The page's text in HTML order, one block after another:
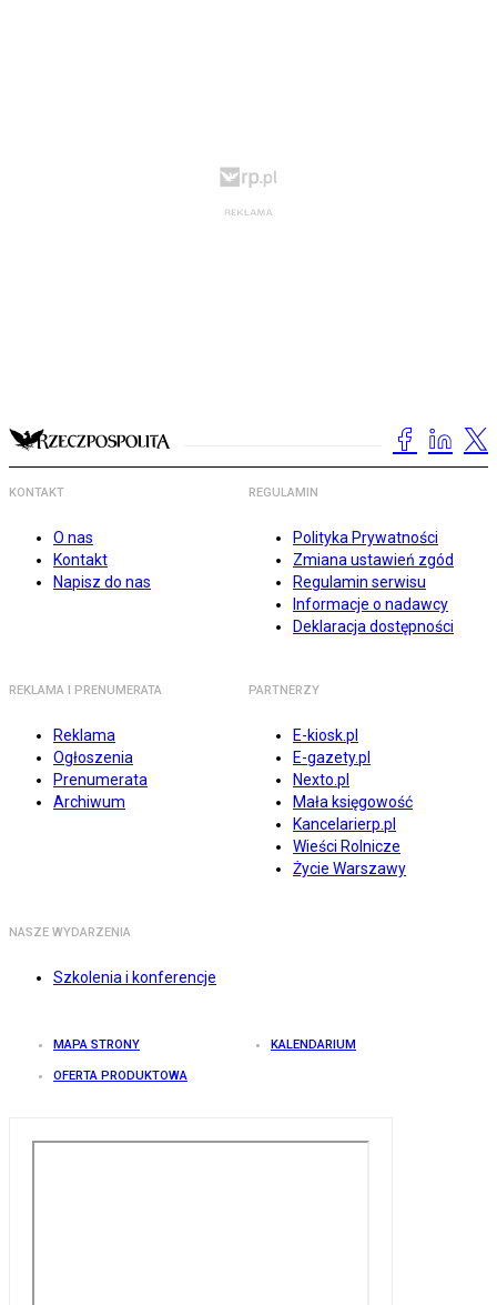
KONTAKT
O nas
Kontakt
Napisz do nas
REGULAMIN
Polityka Prywatności
Zmiana ustawień zgód
Regulamin serwisu
Informacje o nadawcy
Deklaracja dostępności
REKLAMA I PRENUMERATA
Reklama
Ogłoszenia
Prenumerata
Archiwum
PARTNERZY
E-kiosk.pl
E-gazety.pl
Nexto.pl
Mała księgowość
Kancelarierp.pl
Wieści Rolnicze
Życie Warszawy
NASZE WYDARZENIA
Szkolenia i konferencje
MAPA STRONY KALENDARIUM
OFERTA PRODUKTOWA